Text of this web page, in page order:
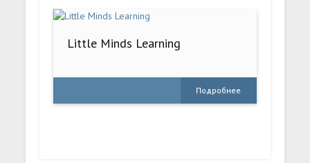
Little Minds Learning
Подробнее